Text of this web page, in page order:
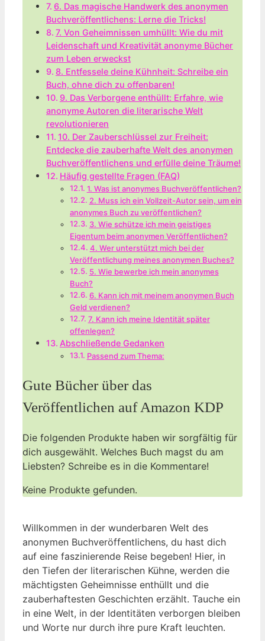
6. Das magische Handwerk des anonymen
Buchveröffentlichens: Lerne die Tricks!
7. Von Geheimnissen umhüllt: Wie du mit
Leidenschaft und Kreativität anonyme Bücher
zum Leben erweckst
8. Entfessele deine Kühnheit: Schreibe ein
Buch, ohne dich zu offenbaren!
9. Das Verborgene enthüllt: Erfahre, wie
anonyme Autoren die literarische Welt
revolutionieren
10. Der Zauberschlüssel zur Freiheit:
Entdecke die zauberhafte Welt des anonymen
Buchveröffentlichens und erfülle deine Träume!
Häufig gestellte Fragen (FAQ)
1. Was ist anonymes Buchveröffentlichen?
2. Muss ich ein Vollzeit-Autor sein, um ein
anonymes Buch zu veröffentlichen?
3. Wie schütze ich mein geistiges
Eigentum beim anonymen Veröffentlichen?
4. Wer unterstützt mich bei der
Veröffentlichung meines anonymen Buches?
5. Wie bewerbe ich mein anonymes
Buch?
6. Kann ich mit meinem anonymen Buch
Geld verdienen?
7. Kann ich meine Identität später
offenlegen?
Abschließende Gedanken
Passend zum Thema:
Gute Bücher über das
Veröffentlichen auf Amazon KDP
Die folgenden Produkte haben wir sorgfältig für
dich ausgewählt. Welches Buch magst du am
Liebsten? Schreibe es in die Kommentare!
Keine Produkte gefunden.
Willkommen in der wunderbaren Welt des
anonymen Buchveröffentlichens, du hast dich
auf eine faszinierende Reise begeben! Hier, in
den Tiefen der literarischen Kühne, werden die
mächtigsten Geheimnisse enthüllt und die
zauberhaftesten Geschichten erzählt. Tauche ein
in eine Welt, in der Identitäten verborgen bleiben
und Worte nur durch ihre pure Kraft leuchten.